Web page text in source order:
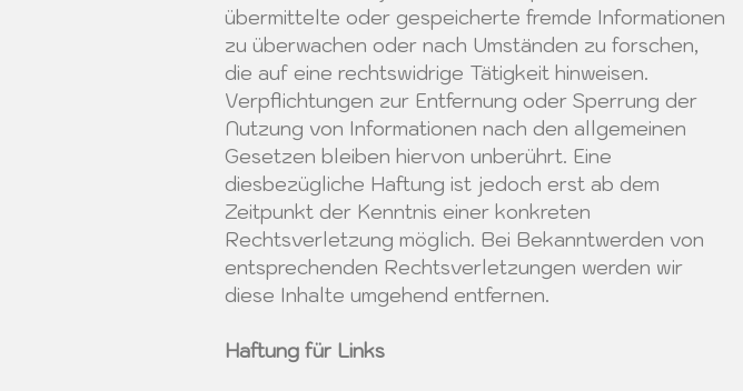
übermittelte oder gespeicherte fremde Informationen
zu überwachen oder nach Umständen zu forschen,
die auf eine rechtswidrige Tätigkeit hinweisen.
Verpflichtungen zur Entfernung oder Sperrung der
Nutzung von Informationen nach den allgemeinen
Gesetzen bleiben hiervon unberührt. Eine
diesbezügliche Haftung ist jedoch erst ab dem
Zeitpunkt der Kenntnis einer konkreten
Rechtsverletzung möglich. Bei Bekanntwerden von
entsprechenden Rechtsverletzungen werden wir
diese Inhalte umgehend entfernen.
Haftung für Links